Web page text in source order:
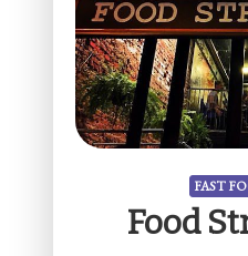
FAST
Food